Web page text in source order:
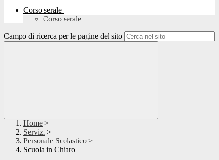
Corso serale
Corso serale
Campo di ricerca per le pagine del sito
Home >
Servizi >
Personale Scolastico >
Scuola in Chiaro